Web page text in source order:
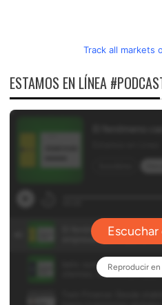
Track all markets
ESTAMOS EN LÍNEA